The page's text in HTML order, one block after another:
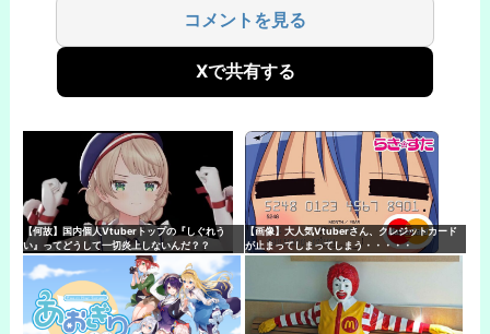
コメントを見る
Xで共有する
【何故】国内個人Vtuberトップの『しぐれう
い』ってどうして一切炎上しないんだ？？
【画像】大人気Vtuberさん、クレジットカード
が止まってしまってしまう・・・・・